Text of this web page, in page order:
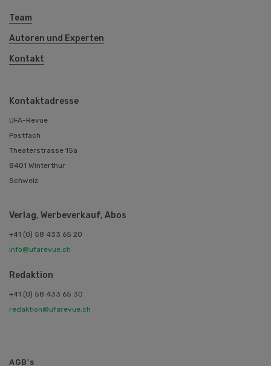
Team
Autoren und Experten
Kontakt
Kontaktadresse
UFA-Revue
Postfach
Theaterstrasse 15a
8401 Winterthur
Schweiz
Verlag, Werbeverkauf, Abos
+41 (0) 58 433 65 20
info@ufarevue.ch
Redaktion
+41 (0) 58 433 65 30
redaktion@ufarevue.ch
AGB's